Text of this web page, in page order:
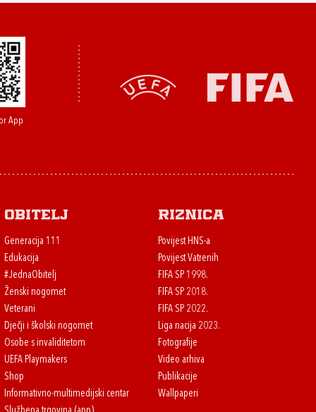
App
Obitelj
Generacija 111
Edukacija
#JednaObitelj
Ženski nogomet
Veterani
Dječji i školski nogomet
Osobe s invaliditetom
UEFA Playmakers
Shop
Informativno-multimedijski centar
Riznica
Povijest HNS-a
Povijest Vatrenih
FIFA SP 1998.
FIFA SP 2018.
FIFA SP 2022.
Liga nacija 2023.
Fotografije
Video arhiva
Publikacije
Wallpaperi